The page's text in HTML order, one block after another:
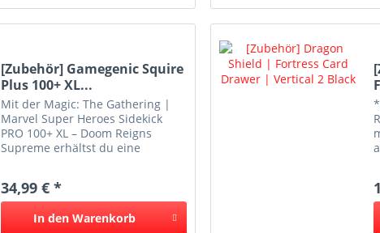
[Zubehör] Gamegenic Squire
Plus 100+ XL...
Mit der Magic: The Gathering |
Marvel Super Heroes Sidekick
PRO 100+ XL – Doom Reigns
Supreme erhältst du eine
Marvel-Artwork. Die Deckbox
bietet Platz für über 100
doppelt...
34,99 € *
In den Warenkorb